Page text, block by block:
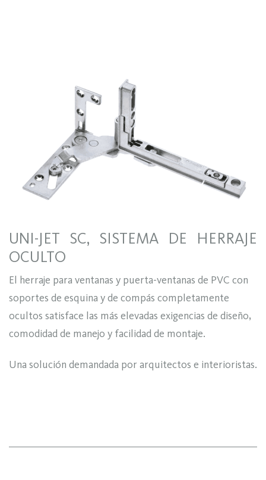
UNI-JET SC, SISTEMA DE HERRAJE
OCULTO
El herraje para ventanas y puerta-ventanas de PVC con
soportes de esquina y de compás completamente
ocultos satisface las más elevadas exigencias de diseño,
comodidad de manejo y facilidad de montaje.
Una solución demandada por arquitectos e interioristas.